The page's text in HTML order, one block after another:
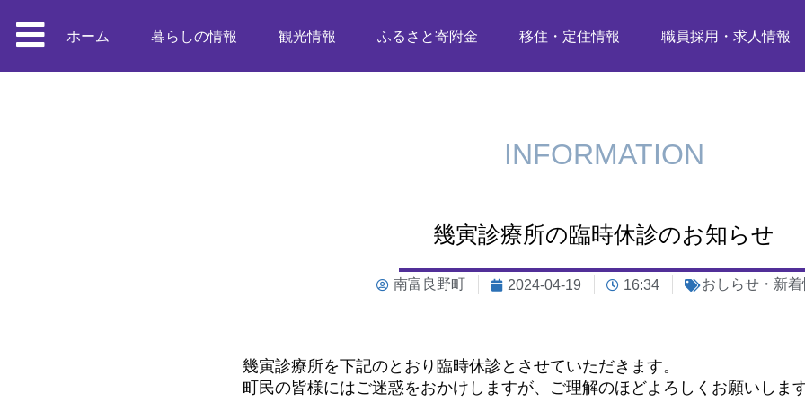
ホーム 暮らしの情報 観光情報 ふるさと寄附金 移住・定住情報 職員採用・求人情報
INFORMATION
幾寅診療所の臨時休診のお知らせ
南富良野町 2024-04-19 16:34 おしらせ・新着
幾寅診療所を下記のとおり臨時休診とさせていただきます。
町民の皆様にはご迷惑をおかけしますが、ご理解のほどよろしくお願いします